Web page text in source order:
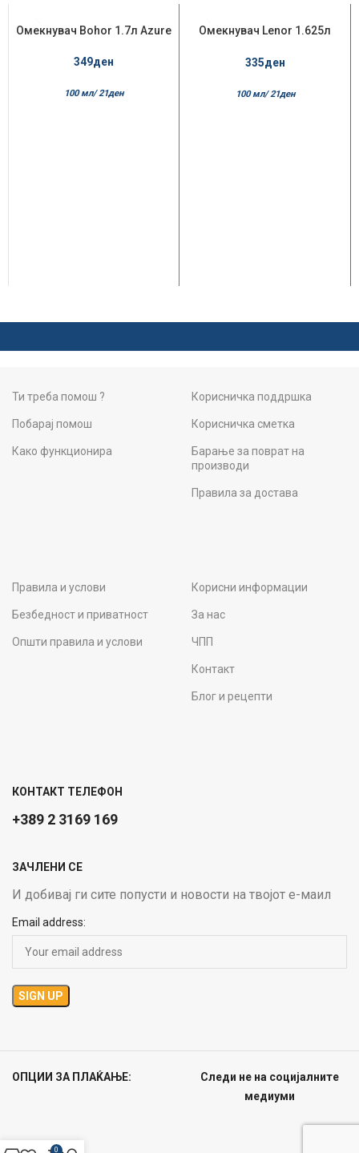
НЕМА НА ЗАЛИХ
А
Омекнувач Bohor 1.7л Azure
349ден
100 мл/ 21ден
НЕМА НА ЗАЛИХ
Омекнувач Lenor 1.625л
335ден
100 мл/ 21ден
Ти треба помош ?
Побарај помош
Како функционира
Корисничка поддршка
Корисничка сметка
Барање за поврат на
производи
Правила за достава
Правила и услови
Безбедност и приватност
Општи правила и услови
Корисни информации
За нас
ЧПП
Контакт
Блог и рецепти
КОНТАКТ ТЕЛЕФОН
+389 2 3169 169
ЗАЧЛЕНИ СЕ
И добивај ги сите попусти и новости на твојот е-маил
Email address:
ОПЦИИ ЗА ПЛАЌАЊЕ:
Следи не на социјалните
медиуми
0